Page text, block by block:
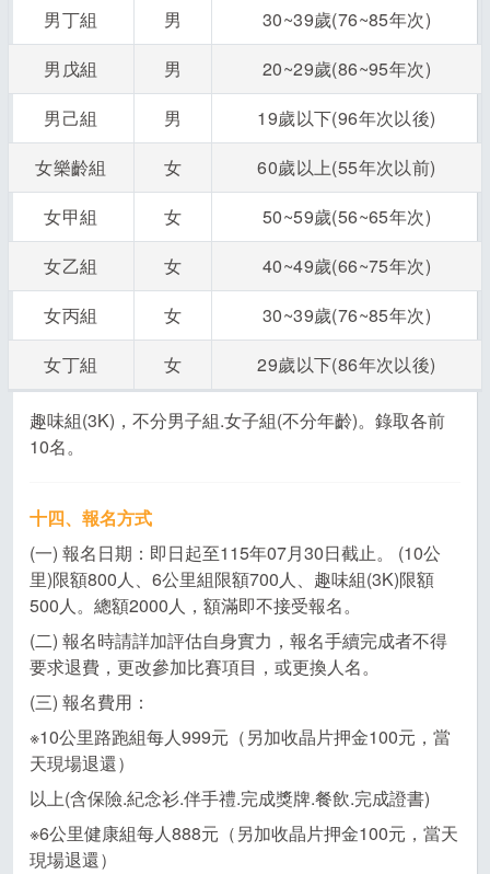
男丁組
男
30~39歲(76~85年次)
男戊組
男
20~29歲(86~95年次)
男己組
男
19歲以下(96年次以後)
女樂齡組
女
60歲以上(55年次以前)
女甲組
女
50~59歲(56~65年次)
女乙組
女
40~49歲(66~75年次)
女丙組
女
30~39歲(76~85年次)
女丁組
女 29歲以下(86年次以後)
趣味組(3K)，不分男子組.女子組(不分年齡)。錄取各前
10名。
十四、報名方式
(一) 報名日期：即日起至115年07月30日截止。 (10公
里)限額800人、6公里組限額700人、趣味組(3K)限額
500人。總額2000人，額滿即不接受報名。
(二) 報名時請詳加評估自身實力，報名手續完成者不得
要求退費，更改參加比賽項目，或更換人名。
(三) 報名費用：
※10公里路跑組每人999元（另加收晶片押金100元，當
天現場退還）
以上(含保險.紀念衫.伴手禮.完成獎牌.餐飲.完成證書)
※6公里健康組每人888元（另加收晶片押金100元，當天
現場退還）